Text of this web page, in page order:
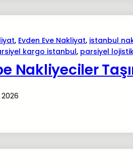
, Evden Eve Nakliyat, istanbul
kargo istanbul, parsiyel
Nakliyeciler